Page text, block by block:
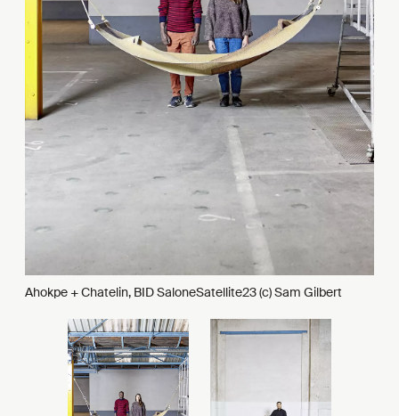
Ahokpe + Chatelin, BID SaloneSatellite23 (c) Sam Gilbert